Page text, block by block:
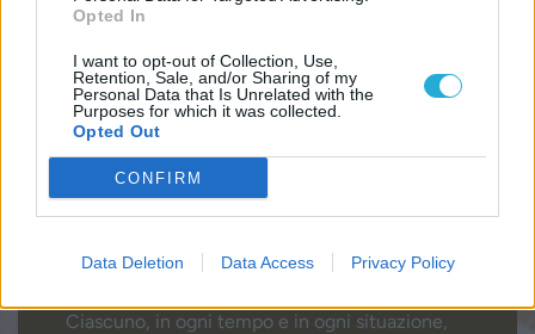
Opted In
I want to opt-out of Collection, Use,
Retention, Sale, and/or Sharing of my
Personal Data that Is Unrelated with the
Purposes for which it was collected.
Opted Out
CONFIRM
Data Deletion Data Access Privacy Policy
Sentire la Voce, vivere la Parola
Ciascuno, in ogni tempo e in ogni situazione,